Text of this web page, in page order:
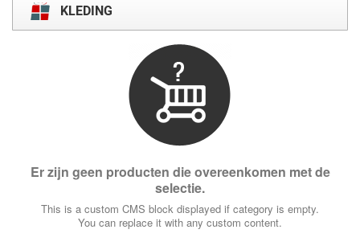
KLEDING
Er zijn geen producten die overeenkomen met de
selectie.
This is a custom CMS block displayed if category is empty.
You can replace it with any custom content.